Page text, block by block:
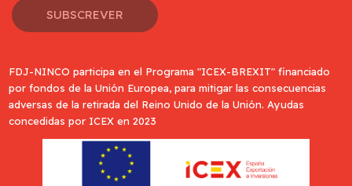
SUBSCREVER
FDJ-NINCO participa en el Programa "ICEX-BREXIT" financiado
por fondos de la Unión Europea, para mitigar las consecuencias
adversas de la retirada del Reino Unido de la Unión. Ayudas
concedidas por ICEX en 2023